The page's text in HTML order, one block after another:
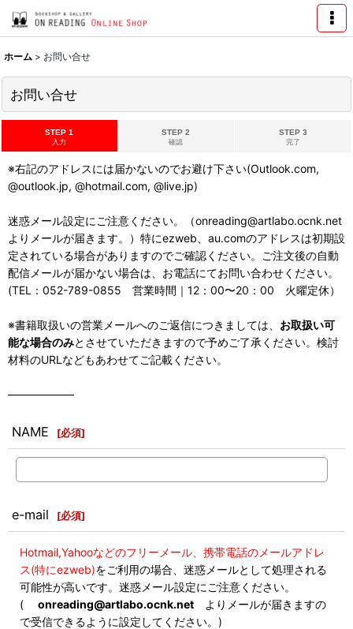
ホーム > お問い合せ
お問い合せ
STEP 1
入力
STEP 2
確認
STEP 3
完了
※右記のアドレスには届かないのでお避け下さい(Outlook.com,
@outlook.jp, @hotmail.com, @live.jp)
迷惑メール設定にご注意ください。（onreading@artlabo.ocnk.net
よりメールが届きます。）特にezweb、au.comのアドレスは初期設
定されている場合がありますのでご確認ください。ご注文後の自動
配信メールが届かない場合は、お電話にてお問い合わせください。
(TEL：052-789-0855 営業時間｜12：00〜20：00 火曜定休）
※書籍取扱いの営業メールへのご返信につきましては、 お取扱い可
能な場合のみとさせていただきますので予めご了承ください。検討
材料のURLなどもあわせてご記載ください。
――――――
NAME [必須]
e-mail [必須]
Hotmail,Yahooなどのフリーメール、携帯電話のメールアドレ
ス(特にezweb)をご利用の場合、迷惑メールとして処理される
可能性が高いです。迷惑メール設定にご注意ください。
( onreading@artlabo.ocnk.net よりメールが届きますの
で受信できるように設定してください。)